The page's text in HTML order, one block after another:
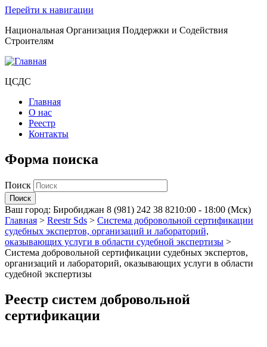
Перейти к навигации
Национальная Организация Поддержки и Содействия
Строителям
ЦСДС
Главная
О нас
Реестр
Контакты
Форма поиска
Поиск
Ваш город: Биробиджан 8 (981) 242 38 8210:00 - 18:00 (Мск)
Главная > Reestr Sds > Система добровольной сертификации
судебных экспертов, организаций и лабораторий,
оказывающих услуги в области судебной экспертизы >
Система добровольной сертификации судебных экспертов,
организаций и лабораторий, оказывающих услуги в области
судебной экспертизы
Реестр систем добровольной
сертификации